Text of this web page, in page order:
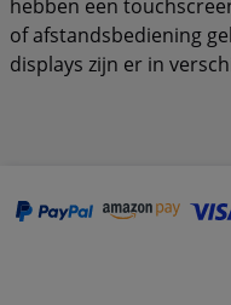
hebben een
of afstandsbediening
displays zijn er in